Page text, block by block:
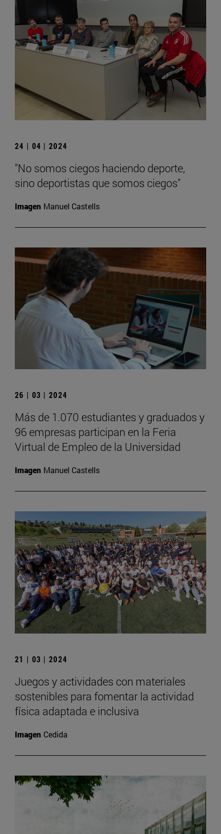
24 | 04 | 2024
"No somos ciegos haciendo deporte,
sino deportistas que somos ciegos"
Imagen Manuel Castells
26 | 03 | 2024
Más de 1.070 estudiantes y graduados y
96 empresas participan en la Feria
Virtual de Empleo de la Universidad
Imagen Manuel Castells
21 | 03 | 2024
Juegos y actividades con materiales
sostenibles para fomentar la actividad
física adaptada e inclusiva
Imagen Cedida